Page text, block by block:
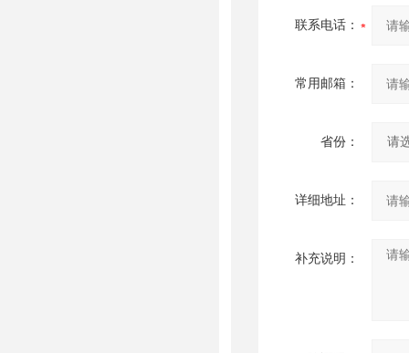
联系电话：
常用邮箱：
省份：
详细地址：
补充说明：